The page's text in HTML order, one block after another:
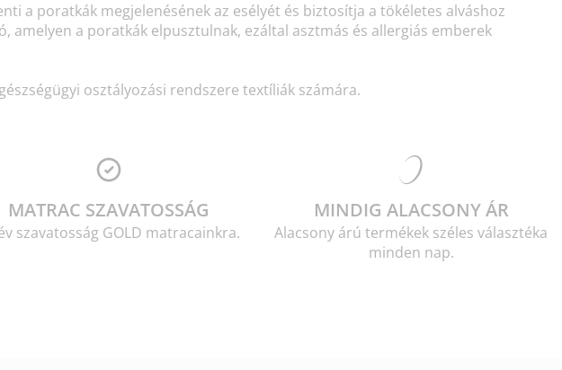
a poratkák megjelenésének az esélyét és biztosítja a tökéletes alváshoz
amelyen a poratkák elpusztulnak, ezáltal asztmás és allergiás emberek
osztályozási rendszere textíliák számára.
MATRAC SZAVATOSSÁG
szavatosság GOLD matracainkra.
MINDIG ALACSONY ÁR
Alacsony árú termékek széles választéka
minden nap.